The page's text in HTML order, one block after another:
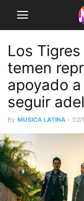
Los
temen
apoyado a
seguir
By MÚSICA LATINA - 02/